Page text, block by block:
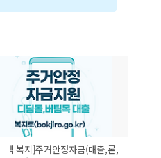
[주택 복지]주거안정자금(대출,론,